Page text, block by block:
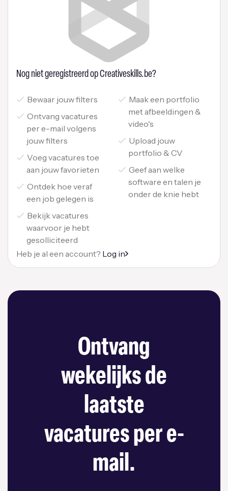
Nog niet geregistreerd op Creativeskills.be?
Bewaar jouw filters
Ontvang vacatures
per e-mail volgens
jouw filters
Voeg vacatures toe
aan jouw favorieten
Ontdek hoe veraf
een job gelegen is
Bekijk vacatures
waarvoor je hebt
gesolliciteerd
Maak een portfolio
met afbeeldingen &
video's
Upload jouw
portfolio & CV
Geef aan welke
software en talen je
onder de knie hebt
Heb je al een account? Log in
Ontvang
wekelijks de
laatste
vacatures per e-
mail.